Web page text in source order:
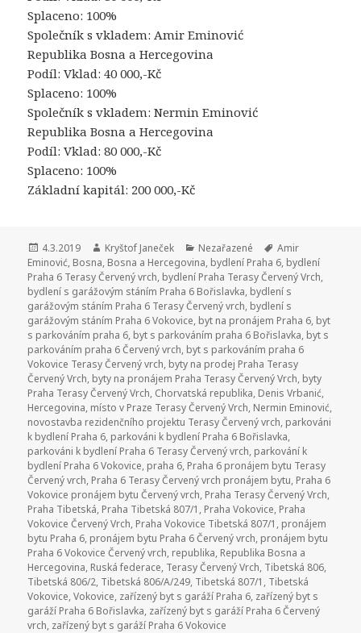
Splaceno: 100%
Společník s vkladem: Amir Eminović
Republika Bosna a Hercegovina
Podíl: Vklad: 40 000,-Kč
Splaceno: 100%
Společník s vkladem: Nermin Eminović
Republika Bosna a Hercegovina
Podíl: Vklad: 80 000,-Kč
Splaceno: 100%
Základní kapitál: 200 000,-Kč
Publikováno:
4.3.2019 Autor:
Kryštof Janeček Rubriky:
Nezařazené Štítky:
Amir
Eminović, Bosna, Bosna a Hercegovina, bydlení Praha 6, bydlení
Praha 6 Terasy Červený vrch, bydlení Praha Terasy Červený Vrch,
bydlení s garážovým stáním Praha 6 Bořislavka, bydlení s
garážovým stáním Praha 6 Terasy Červený vrch, bydlení s
garážovým stáním Praha 6 Vokovice, byt na pronájem Praha 6, byt
s parkováním praha 6, byt s parkováním praha 6 Bořislavka, byt s
parkováním praha 6 Červený vrch, byt s parkováním praha 6
Vokovice Terasy Červený vrch, byty na prodej Praha Terasy
Červený Vrch, byty na pronájem Praha Terasy Červený Vrch, byty
Praha Terasy Červený Vrch, Chorvatská republika, Denis Vrbanić,
Hercegovina, místo v Praze Terasy Červený Vrch, Nermin Eminović,
novostavba rezidenčního projektu Terasy Červený vrch, parkováni
k bydlení Praha 6, parkováni k bydlení Praha 6 Bořislavka,
parkováni k bydlení Praha 6 Terasy Červený vrch, parkování k
bydlení Praha 6 Vokovice, praha 6, Praha 6 pronájem bytu Terasy
Červený vrch, Praha 6 Terasy Červený vrch pronájem bytu, Praha 6
Vokovice pronájem bytu Červený vrch, Praha Terasy Červený Vrch,
Praha Tibetská, Praha Tibetská 807/1 , Praha Vokovice, Praha
Vokovice Červený Vrch, Praha Vokovice Tibetská 807/1 , pronájem
bytu Praha 6, pronájem bytu Praha 6 Červený vrch, pronájem bytu
Praha 6 Vokovice Červený vrch, republika, Republika Bosna a
Hercegovina, Ruská federace, Terasy Červený Vrch, Tibetská 806,
Tibetská 806/2, Tibetská 806/A/249, Tibetská 807/1 , Tibetská
Vokovice,Vokovice, zařízený byt s garáží Praha 6, zařízený byt s
garáží Praha 6 Bořislavka, zařízený byt s garáží Praha 6 Červený
vrch, zařízený byt s garáží Praha 6 Vokovice